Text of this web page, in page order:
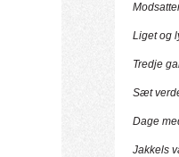
Liget og
Tredje
Sæt
Dage
Jakkels